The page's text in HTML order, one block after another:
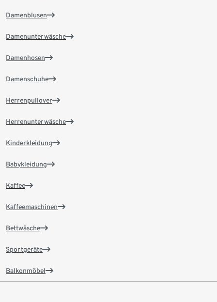
Damenblusen
Damenunterwäsche
Damenhosen
Damenschuhe
Herrenpullover
Herrenunterwäsche
Kinderkleidung
Babykleidung
Kaffee
Kaffeemaschinen
Bettwäsche
Sportgeräte
Balkonmöbel